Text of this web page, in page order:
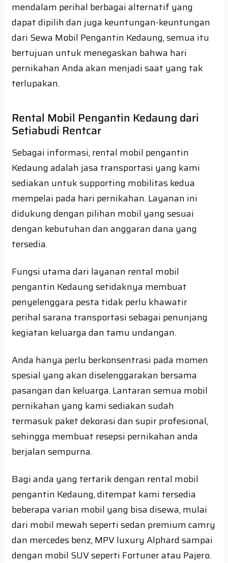
mendalam perihal berbagai alternatif yang
dapat dipilih dan juga keuntungan-keuntungan
dari Sewa Mobil Pengantin Kedaung, semua itu
bertujuan untuk menegaskan bahwa hari
pernikahan Anda akan menjadi saat yang tak
terlupakan.
Rental Mobil Pengantin Kedaung dari
Setiabudi Rentcar
Sebagai informasi, rental mobil pengantin
Kedaung adalah jasa transportasi yang kami
sediakan untuk supporting mobilitas kedua
mempelai pada hari pernikahan. Layanan ini
didukung dengan pilihan mobil yang sesuai
dengan kebutuhan dan anggaran dana yang
tersedia.
Fungsi utama dari layanan rental mobil
pengantin Kedaung setidaknya membuat
penyelenggara pesta tidak perlu khawatir
perihal sarana transportasi sebagai penunjang
kegiatan keluarga dan tamu undangan.
Anda hanya perlu berkonsentrasi pada momen
spesial yang akan diselenggarakan bersama
pasangan dan keluarga. Lantaran semua mobil
pernikahan yang kami sediakan sudah
termasuk paket dekorasi dan supir profesional,
sehingga membuat resepsi pernikahan anda
berjalan sempurna.
Bagi anda yang tertarik dengan rental mobil
pengantin Kedaung, ditempat kami tersedia
beberapa varian mobil yang bisa disewa, mulai
dari mobil mewah seperti sedan premium camry
dan mercedes benz, MPV luxury Alphard sampai
dengan mobil SUV seperti Fortuner atau Pajero.